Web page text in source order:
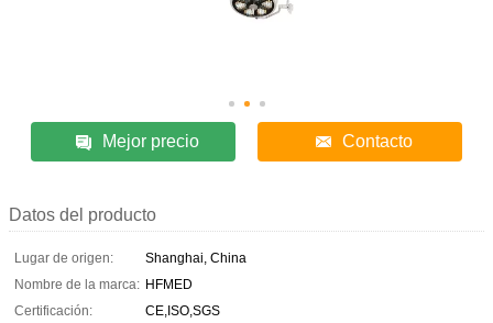
Mejor precio Contacto
Datos del producto
Lugar de origen:
Shanghai, China
Nombre de la marca: HFMED
Certificación:
CE,ISO,SGS